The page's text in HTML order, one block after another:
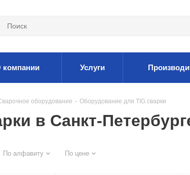
компании Услуги
оборудование - Оборудование для TIG сварки
в Санкт-
По алфавиту По цене